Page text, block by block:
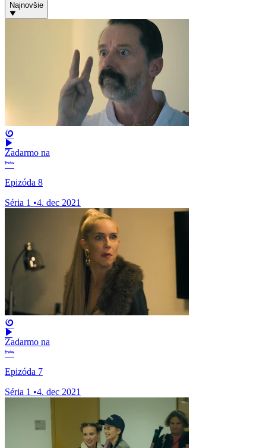
Najnovšie
Zadarmo na
Epizóda 8
Séria 1 •4. dec 2021
Zadarmo na
Epizóda 7
Séria 1 •4. dec 2021